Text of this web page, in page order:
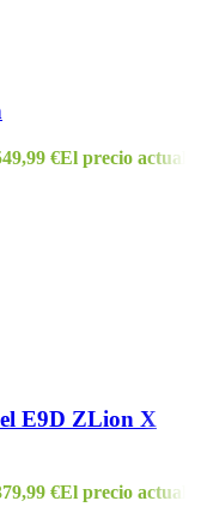
€El precio actual
E9D ZLion X
€El precio actual